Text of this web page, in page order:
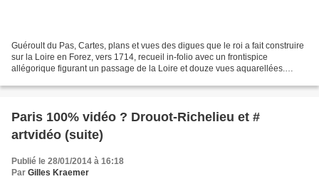
Guéroult du Pas, Cartes, plans et vues des digues que le roi a fait construire
sur la Loire en Forez, vers 1714, recueil in-folio avec un frontispice
allégorique figurant un passage de la Loire et douze vues aquarellées.
Paris 100% vidéo ? Drouot-Richelieu et #
artvidéo (suite)
Publié le 28/01/2014 à 16:18
Par Gilles Kraemer